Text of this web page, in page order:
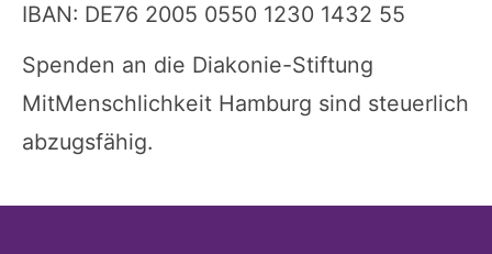
IBAN: DE76 2005 0550 1230 1432 55
Spenden an die Diakonie-Stiftung
MitMenschlichkeit Hamburg sind steuerlich
abzugsfähig.